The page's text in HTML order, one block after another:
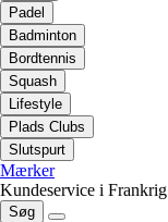
Padel
Badminton
Bordtennis
Squash
Lifestyle
Plads Clubs
Slutspurt
Mærker
Kundeservice i Frankrig
Søg